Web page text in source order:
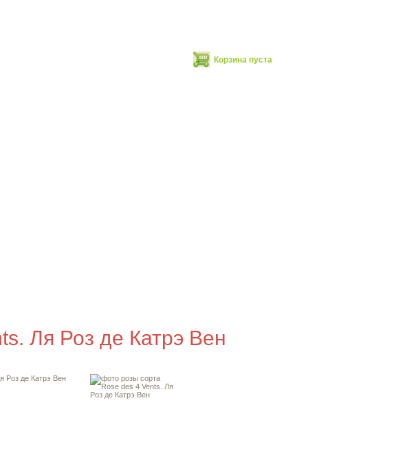
Корзина пуста
Ля Роз де Катрэ Вен